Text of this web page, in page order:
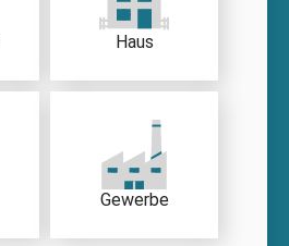
Haus
Gewerbe